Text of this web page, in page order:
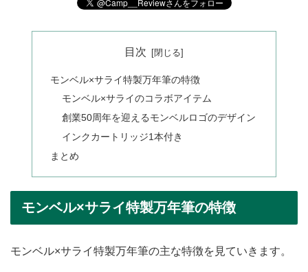
目次
モンベル×サライ特製万年筆の特徴
モンベル×サライのコラボアイテム
創業50周年を迎えるモンベルロゴのデザイン
インクカートリッジ1本付き
まとめ
モンベル×サライ特製万年筆の特徴
モンベル×サライ特製万年筆の主な特徴を見ていきます。